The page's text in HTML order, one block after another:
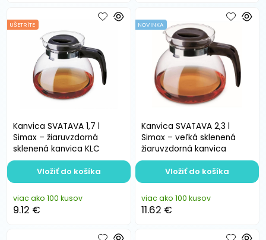
Kanvica SVATAVA 1,7 l
Simax – žiaruvzdorná
sklenená kanvica KLC
UŠETRÍTE
viac ako 100 kusov
9.12 €
Vložiť do košíka
Kanvica SVATAVA 2,3 l
Simax – veľká sklenená
žiaruvzdorná kanvica
NOVINKA
viac ako 100 kusov
11.62 €
Vložiť do košíka